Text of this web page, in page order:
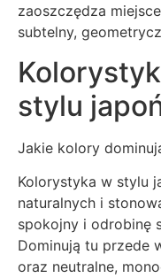
zaoszczędza
subtelny,
stylu
Jakie kolory
Kolorystyka w stylu
naturalnych i
spokojny i odrobinę
Dominują tu przede
oraz neutralne,